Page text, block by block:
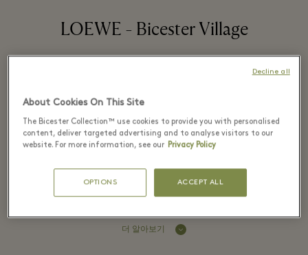
LOEWE - Bicester Village
Craftsmanship, progress and unequalled
expertise with leather, LOEWE's
founding pillars, are reconfigured with a
timely awareness evident in desirable
and functional products.
더 알아보기
About Cookies On This Site
The Bicester Collection™ use cookies to provide you with personalised
content, deliver targeted advertising and to analyse visitors to our
website. For more information, see our Privacy Policy
OPTIONS ACCEPT ALL
Decline all